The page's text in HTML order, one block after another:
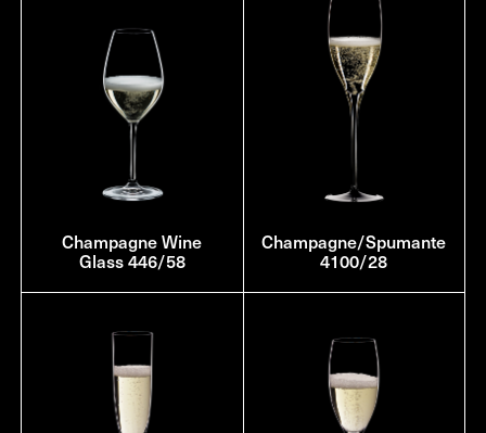
Champagne Wine
Glass 446/58
Champagne/Spumante
4100/28